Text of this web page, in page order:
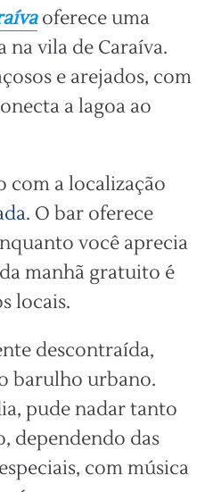
oferece uma
vila de Caraíva.
e arejados, com
a lagoa ao
com a localização
. O bar oferece
você aprecia
manhã gratuito é
locais.
descontraída,
barulho urbano.
pude nadar tanto
dependendo das
com música